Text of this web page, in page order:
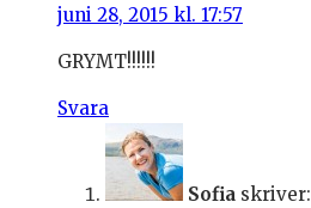
juni 28, 2015 kl. 17:57
GRYMT!!!!!!
Svara
Sofia skriver: